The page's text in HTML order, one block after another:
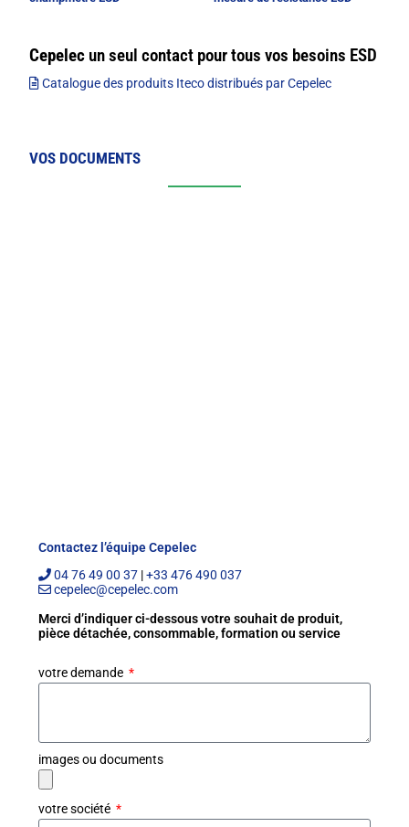
Cepelec un seul contact pour tous vos besoins ESD
Catalogue des produits Iteco distribués par Cepelec
VOS DOCUMENTS
Contactez l’équipe Cepelec
04 76 49 00 37 |+33 476 490 037
cepelec@cepelec.com
Merci d’indiquer ci-dessous votre souhait de produit,
pièce détachée, consommable, formation ou service
votre demande
images ou documents
votre société